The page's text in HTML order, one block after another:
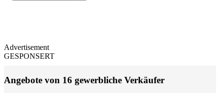
Advertisement
GESPONSERT
Angebote von 16 gewerbliche Verkäufer